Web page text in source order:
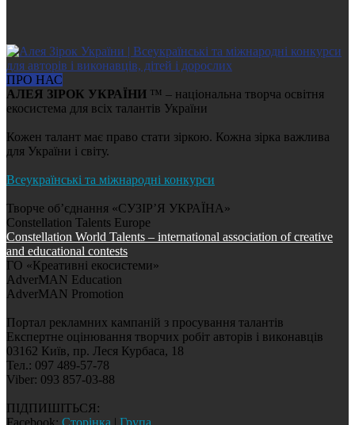
ПРО НАС
АЛЕЯ ЗІРОК УКРАЇНИ ™ – національна творча освітня
екосистема для всіх талантів України
Кожен талант має право стати зіркою. Кожна зірка важлива
для України і світу.
Всеукраїнські та міжнародні конкурси
Творче об’єднання «СУЗІР’Я УКРАЇНА»
Constellation Talents Europe
Constellation World Talents – international association of creative
and educational contests
ГО «Креативні екосистеми»
AdverMAN Education
AdverMAN Promotion
Портал рекламних кампаній з просування талантів
Експертне оцінювання творчих робіт авторів і виконавців
03162 Київ, пр. Леся Курбаса, 18
Тел.: 097 489-57-78
Viber: 093 857-03-88
ПІДПИШІТЬСЯ:
Facebook: Сторінка | Група